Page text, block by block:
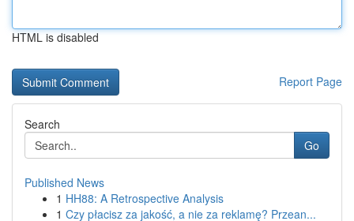
HTML is disabled
Report Page
Search
Go
Published News
1 HH88: A Retrospective Analysis
1 Czy płacisz za jakość, a nie za reklamę? Przean...